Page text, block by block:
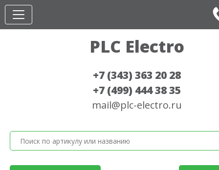
PLC Electro
+7 (343) 363 20 28
+7 (499) 444 38 35
mail@plc-electro.ru